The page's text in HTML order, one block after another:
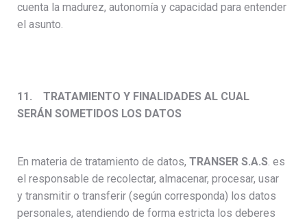
cuenta la madurez, autonomía y capacidad para entender
el asunto.
11. TRATAMIENTO Y FINALIDADES AL CUAL
SERÁN SOMETIDOS LOS DATOS
En materia de tratamiento de datos, TRANSER S.A.S. es
el responsable de recolectar, almacenar, procesar, usar
y transmitir o transferir (según corresponda) los datos
personales, atendiendo de forma estricta los deberes